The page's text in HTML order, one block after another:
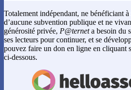
Totalement indépendant, ne bénéficiant
d’aucune subvention publique et ne
générosité privée, P@terneta besoin du
ses lecteurs pour continuer, et se
pouvez faire un don en ligne en cliquant
ci-dessous.